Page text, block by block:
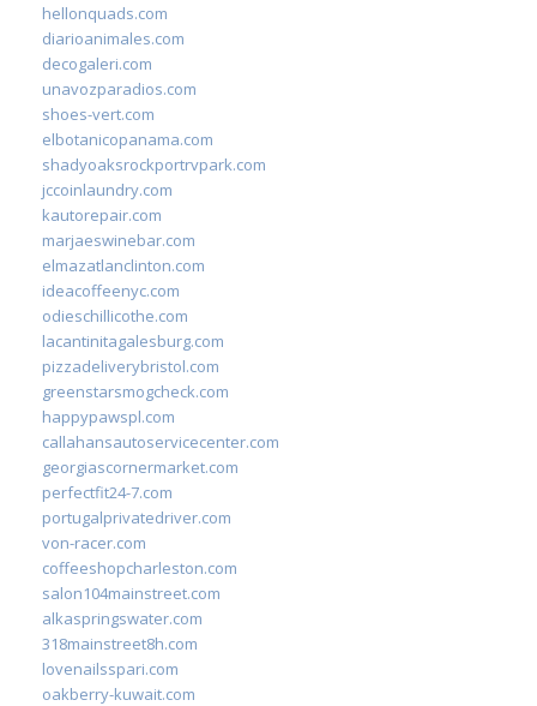
hellonquads.com
diarioanimales.com
decogaleri.com
unavozparadios.com
shoes-vert.com
elbotanicopanama.com
shadyoaksrockportrvpark.com
jccoinlaundry.com
kautorepair.com
marjaeswinebar.com
elmazatlanclinton.com
ideacoffeenyc.com
odieschillicothe.com
lacantinitagalesburg.com
pizzadeliverybristol.com
greenstarsmogcheck.com
happypawspl.com
callahansautoservicecenter.com
georgiascornermarket.com
perfectfit24-7.com
portugalprivatedriver.com
von-racer.com
coffeeshopcharleston.com
salon104mainstreet.com
alkaspringswater.com
318mainstreet8h.com
lovenailsspari.com
oakberry-kuwait.com